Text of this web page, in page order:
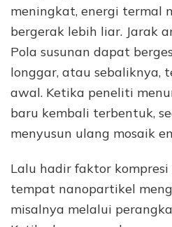
meningkat, energi termal
bergerak lebih liar. Jarak
Pola susunan dapat
longgar, atau sebaliknya,
awal. Ketika peneliti
baru kembali terbentuk,
menyusun ulang mosaik
Lalu hadir faktor kompresi
tempat nanopartikel
misalnya melalui